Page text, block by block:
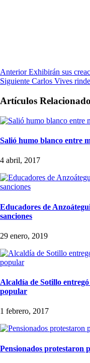
Anterior Exhibirán sus
Siguiente Carlos Vives
Artículos
Salió humo blanco entre
4 abril, 2017
Educadores de
sanciones
29 enero, 2019
Alcaldía de Sotillo
popular
1 febrero, 2017
Pensionados protestaron